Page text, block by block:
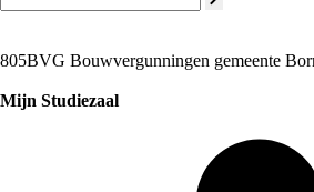
805BVG Bouwvergunningen gemeente
Mijn Studiezaal